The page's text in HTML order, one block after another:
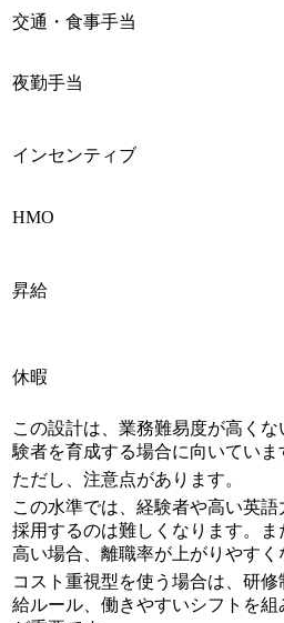
交通・食事手当
夜勤手当
インセンティブ
HMO
昇給
休暇
この設計は、業務難易度が高く
験者を育成する場合に向いていま
ただし、注意点があります。
この水準では、経験者や高い英
採用するのは難しくなります。
高い場合、離職率が上がりやすく
コスト重視型を使う場合は、研
給ルール、働きやすいシフトを組